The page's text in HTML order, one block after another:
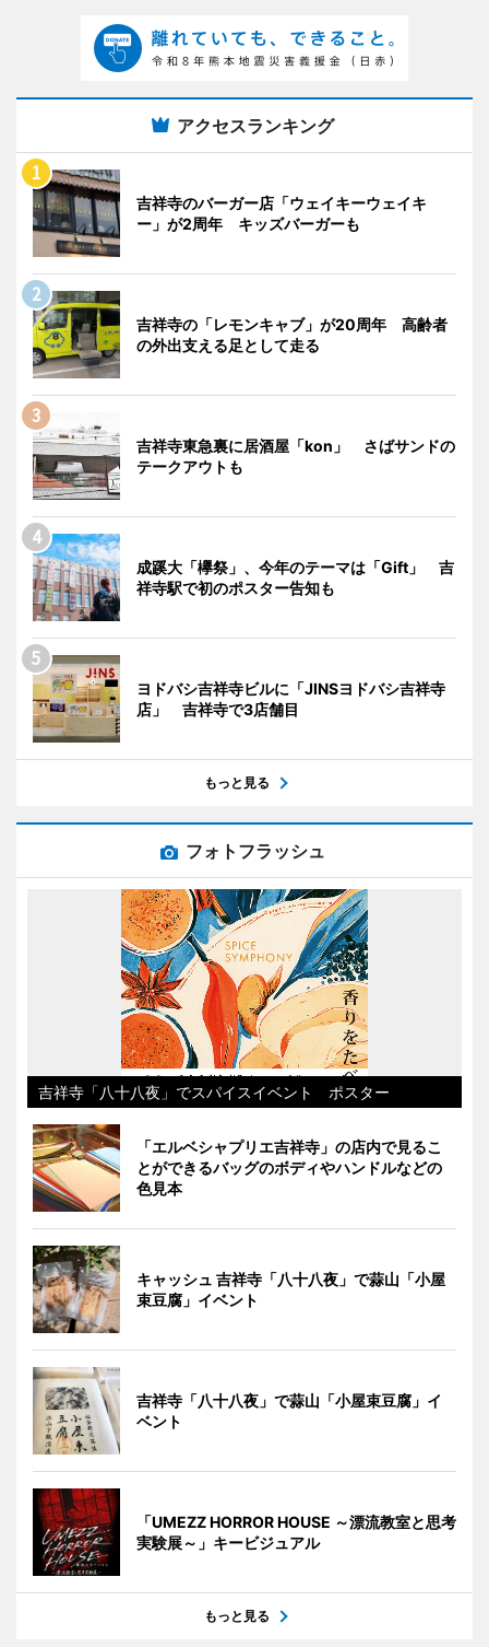
アクセスランキング
吉祥寺のバーガー店「ウェイキーウェイキ
ー」が2周年 キッズバーガーも
吉祥寺の「レモンキャブ」が20周年 高齢者
の外出支える足として走る
吉祥寺東急裏に居酒屋「kon」 さばサンドの
テークアウトも
成蹊大「欅祭」、今年のテーマは「Gift」 吉
祥寺駅で初のポスター告知も
ヨドバシ吉祥寺ビルに「JINSヨドバシ吉祥寺
店」 吉祥寺で3店舗目
もっと見る
フォトフラッシュ
吉祥寺「八十八夜」でスパイスイベント ポスター
「エルベシャプリエ吉祥寺」の店内で見るこ
とができるバッグのボディやハンドルなどの
色見本
キャッシュ 吉祥寺「八十八夜」で蒜山「小屋
束豆腐」イベント
吉祥寺「八十八夜」で蒜山「小屋束豆腐」イ
ベント
「UMEZZ HORROR HOUSE ～漂流教室と思考
実験展～」キービジュアル
もっと見る